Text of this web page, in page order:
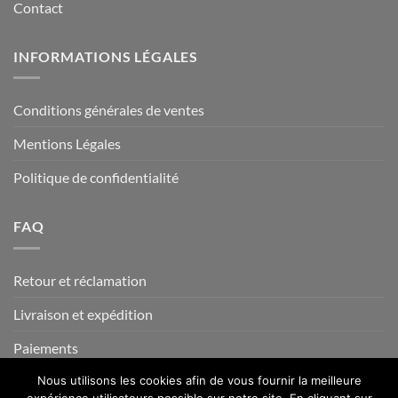
Contact
INFORMATIONS LÉGALES
Conditions générales de ventes
Mentions Légales
Politique de confidentialité
FAQ
Retour et réclamation
Livraison et expédition
Paiements
Nous utilisons les cookies afin de vous fournir la meilleure